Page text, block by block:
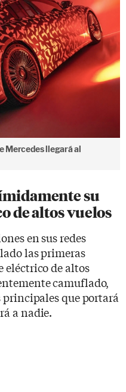
Mercedes llegará al
su
de altos vuelos
en sus redes
las primeras
eléctrico de altos
camuflado,
que portará
a nadie.